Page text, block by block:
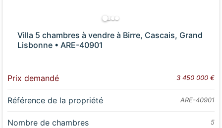
Villa 5 chambres à vendre à Birre, Cascais, Grand
Lisbonne • ARE-40901
Prix demandé 3 450 000 €
Référence de la propriété ARE-40901
Nombre de chambres 5